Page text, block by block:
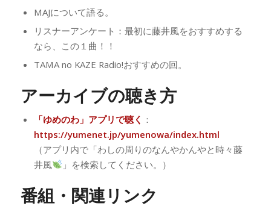
MAJについて語る。
リスナーアンケート：最初に藤井風をおすすめする
なら、この１曲！！
TAMA no KAZE Radio!おすすめの回。
アーカイブの聴き方
「ゆめのわ」アプリで聴く ：
https://yumenet.jp/yumenowa/index.html
（アプリ内で「わしの周りのなんやかんやと時々藤
井風
」を検索してください。）
番組・関連リンク